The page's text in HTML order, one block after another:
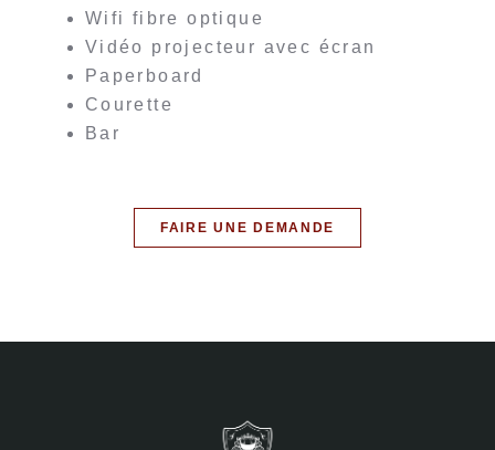
Wifi fibre optique
Vidéo projecteur avec écran
Paperboard
Courette
Bar
FAIRE UNE DEMANDE